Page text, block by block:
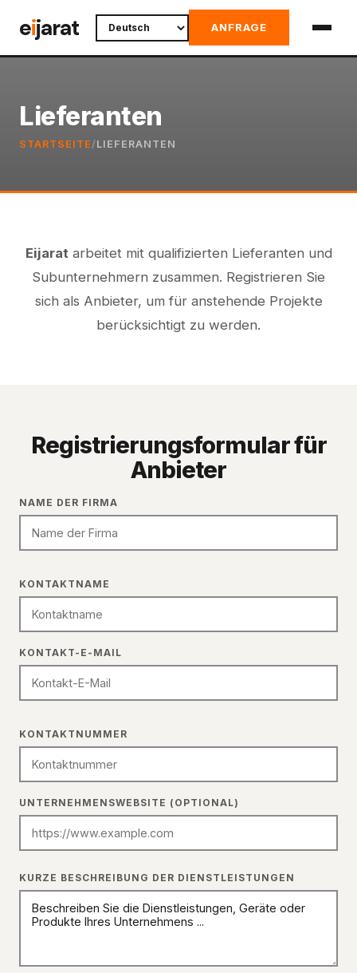
toeijarat ANFRAGE
Lieferanten
STARTSEITE / LIEFERANTEN
Eijarat arbeitet mit qualifizierten Lieferanten und
Subunternehmern zusammen. Registrieren Sie
sich als Anbieter, um für anstehende Projekte
berücksichtigt zu werden.
Registrierungsformular für
Anbieter
Company Name
NAME DER FIRMA
Contact Name
KONTAKTNAME
Contact Email
KONTAKT-E-MAIL
Contact Number
KONTAKTNUMMER
Company Website (Optional)
UNTERNEHMENSWEBSITE (OPTIONAL)
Brief Description of Services
KURZE BESCHREIBUNG DER DIENSTLEISTUNGEN